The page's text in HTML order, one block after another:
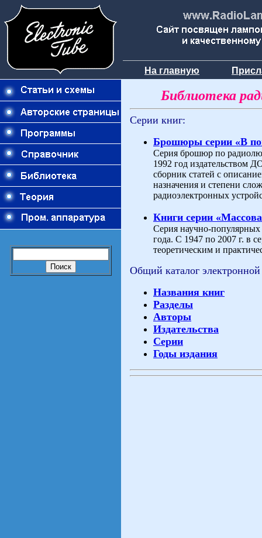
На главную
Библиотека
Серии книг:
Брошюры серии «В
Серия брошюр по
1992 год издательством
сборник статей с
назначения и степени
радиоэлектронных
Книги серии
Серия научно-
года. С 1947 по 2007 г. в
теоретическим и
Общий каталог
Названия книг
Разделы
Авторы
Издательства
Серии
Годы издания